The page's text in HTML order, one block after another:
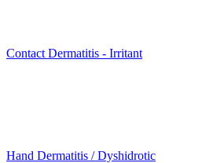
Contact Dermatitis - Irritant
Hand Dermatitis / Dyshidrotic